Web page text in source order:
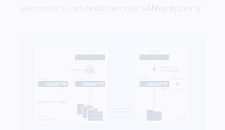
asincrona su un nodo remoto SANsymphony.